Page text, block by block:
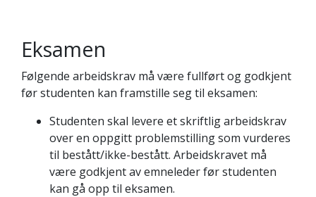
Eksamen
Følgende arbeidskrav må være fullført og godkjent
før studenten kan framstille seg til eksamen:
Studenten skal levere et skriftlig arbeidskrav
over en oppgitt problemstilling som vurderes
til bestått/ikke-bestått. Arbeidskravet må
være godkjent av emneleder før studenten
kan gå opp til eksamen.